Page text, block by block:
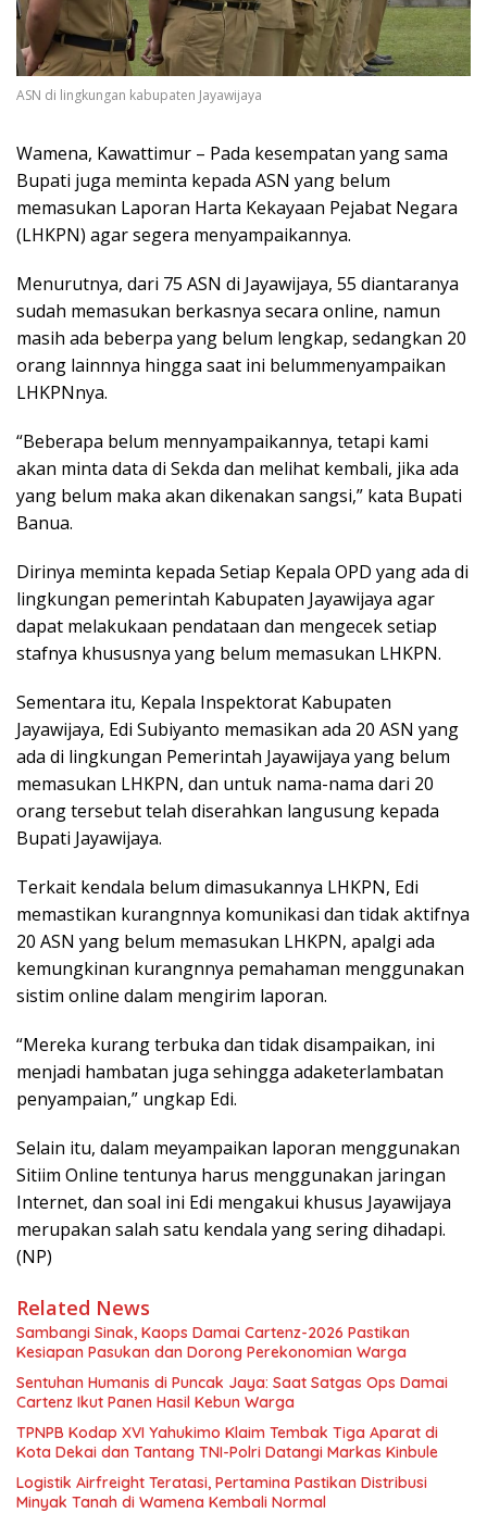
ASN di lingkungan kabupaten Jayawijaya
Wamena, Kawattimur – Pada kesempatan yang sama
Bupati juga meminta kepada ASN yang belum
memasukan Laporan Harta Kekayaan Pejabat Negara
(LHKPN) agar segera menyampaikannya.
Menurutnya, dari 75 ASN di Jayawijaya, 55 diantaranya
sudah memasukan berkasnya secara online, namun
masih ada beberpa yang belum lengkap, sedangkan 20
orang lainnnya hingga saat ini belummenyampaikan
LHKPNnya.
“Beberapa belum mennyampaikannya, tetapi kami
akan minta data di Sekda dan melihat kembali, jika ada
yang belum maka akan dikenakan sangsi,” kata Bupati
Banua.
Dirinya meminta kepada Setiap Kepala OPD yang ada di
lingkungan pemerintah Kabupaten Jayawijaya agar
dapat melakukaan pendataan dan mengecek setiap
stafnya khususnya yang belum memasukan LHKPN.
Sementara itu, Kepala Inspektorat Kabupaten
Jayawijaya, Edi Subiyanto memasikan ada 20 ASN yang
ada di lingkungan Pemerintah Jayawijaya yang belum
memasukan LHKPN, dan untuk nama-nama dari 20
orang tersebut telah diserahkan langusung kepada
Bupati Jayawijaya.
Terkait kendala belum dimasukannya LHKPN, Edi
memastikan kurangnnya komunikasi dan tidak aktifnya
20 ASN yang belum memasukan LHKPN, apalgi ada
kemungkinan kurangnnya pemahaman menggunakan
sistim online dalam mengirim laporan.
“Mereka kurang terbuka dan tidak disampaikan, ini
menjadi hambatan juga sehingga adaketerlambatan
penyampaian,” ungkap Edi.
Selain itu, dalam meyampaikan laporan menggunakan
Sitiim Online tentunya harus menggunakan jaringan
Internet, dan soal ini Edi mengakui khusus Jayawijaya
merupakan salah satu kendala yang sering dihadapi.
(NP)
Related News
Sambangi Sinak, Kaops Damai Cartenz-2026 Pastikan
Kesiapan Pasukan dan Dorong Perekonomian Warga
Sentuhan Humanis di Puncak Jaya: Saat Satgas Ops Damai
Cartenz Ikut Panen Hasil Kebun Warga
TPNPB Kodap XVI Yahukimo Klaim Tembak Tiga Aparat di
Kota Dekai dan Tantang TNI-Polri Datangi Markas Kinbule
Logistik Airfreight Teratasi, Pertamina Pastikan Distribusi
Minyak Tanah di Wamena Kembali Normal